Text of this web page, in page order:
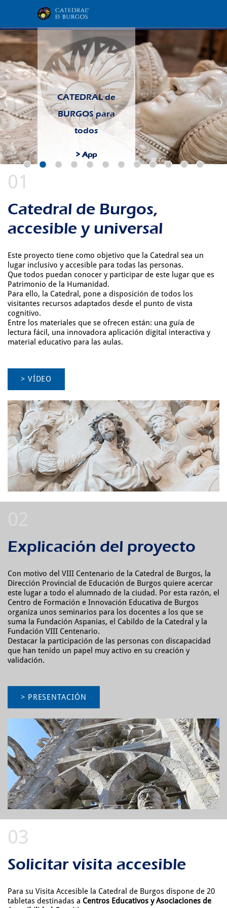
CATEDRAL de
BURGOS para
todos
> App
Catedral de Burgos,
accesible y universal
Este proyecto tiene como objetivo que la Catedral sea un
lugar inclusivo y accesible para todas las personas.
Que todos puedan conocer y participar de este lugar que es
Patrimonio de la Humanidad.
Para ello, la Catedral, pone a disposición de todos los
visitantes recursos adaptados desde el punto de vista
cognitivo.
Entre los materiales que se ofrecen están: una guía de
lectura fácil, una innovadora aplicación digital interactiva y
material educativo para las aulas.
> VÍDEO
Explicación del proyecto
Con motivo del VIII Centenario de la Catedral de Burgos, la
Dirección Provincial de Educación de Burgos quiere acercar
este lugar a todo el alumnado de la ciudad. Por esta razón, el
Centro de Formación e Innovación Educativa de Burgos
organiza unos seminarios para los docentes a los que se
suma la Fundación Aspanias, el Cabildo de la Catedral y la
Fundación VIII Centenario.
Destacar la participación de las personas con discapacidad
que han tenido un papel muy activo en su creación y
validación.
> PRESENTACIÓN
Solicitar visita accesible
Para su Visita Accesible la Catedral de Burgos dispone de 20
tabletas destinadas a Centros Educativos y Asociaciones de